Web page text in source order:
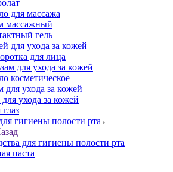
для массажа
массажный
гель
для ухода за кожей
для лица
для ухода за кожей
косметическое
для ухода за кожей
для ухода за кожей
гигиены полости рта
для гигиены полости рта
паста